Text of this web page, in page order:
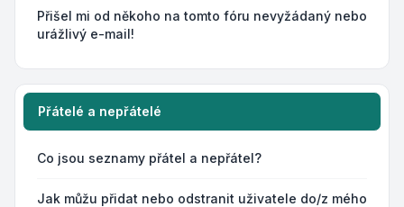
Přišel mi od někoho na tomto fóru nevyžádaný nebo
urážlivý e-mail!
Přátelé a nepřátelé
Co jsou seznamy přátel a nepřátel?
Jak můžu přidat nebo odstranit uživatele do/z mého